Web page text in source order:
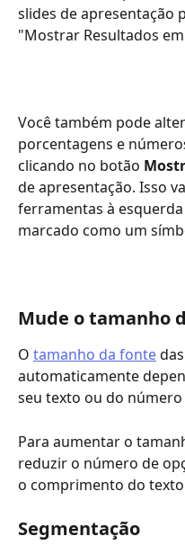
slides de apresentação
"Mostrar Resultados
Você também pode
porcentagens e
clicando no botão
de apresentação. Isso
ferramentas à
marcado como um
Mude o tamanho
O tamanho da fonte
automaticamente
seu texto ou do
Para aumentar o
reduzir o número de
o comprimento do
Segmentação